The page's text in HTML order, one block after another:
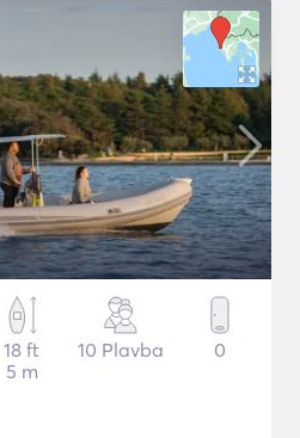
18 ft
5 m
10 Plavba 0